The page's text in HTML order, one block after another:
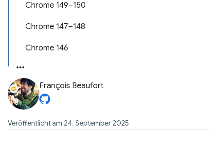
Chrome 149–150
Chrome 147–148
Chrome 146
François Beaufort
Veröffentlicht am 24. September 2025